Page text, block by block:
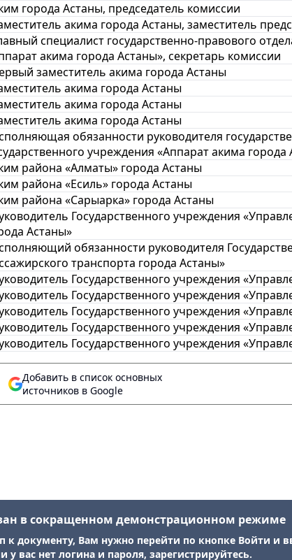
города Астаны, председатель комиссии
акима города Астаны, заместитель
специалист государственно-правового
акима города Астаны», секретарь комиссии
заместитель акима города Астаны
акима города Астаны
акима города Астаны
акима города Астаны
обязанности руководителя
учреждения «Аппарат акима города
района «Алматы» города Астаны
района «Есиль» города Астаны
района «Сарыарка» города Астаны
Государственного учреждения
Астаны»
обязанности руководителя
транспорта города Астаны»
Государственного учреждения
Государственного учреждения
Государственного учреждения
Государственного учреждения
Государственного учреждения
Добавить в список основных
источников в Google
в сокращенном демонстрационном режиме
к документу, Вам нужно перейти по кнопке Войти и
у вас нет логина и пароля, зарегистрируйтесь.